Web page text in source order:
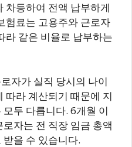
차등하여 전액 납부하게
험료는 고용주와 근로자
라 같은 비율로 납부하는
자가 실직 당시의 나이
따라 계산되기 때문에 지
두 다릅니다. 6개월 이
자는 전 직장 임금 총액
을 수 있습니다.